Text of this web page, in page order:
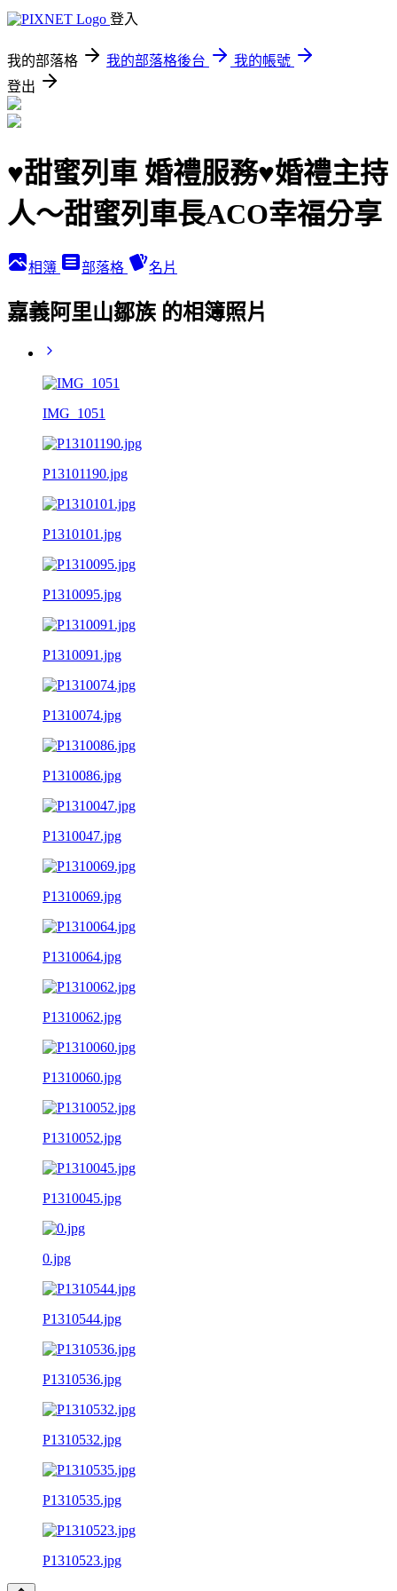
登入
我的部落格 我的部落格後台
我的帳號
登出
♥甜蜜列車 婚禮服務♥婚禮主持
人～甜蜜列車長ACO幸福分享
相簿 部落格 名片
嘉義阿里山鄒族 的相簿照片
IMG_1051
P13101190.jpg
P1310101.jpg
P1310095.jpg
P1310091.jpg
P1310074.jpg
P1310086.jpg
P1310047.jpg
P1310069.jpg
P1310064.jpg
P1310062.jpg
P1310060.jpg
P1310052.jpg
P1310045.jpg
0.jpg
P1310544.jpg
P1310536.jpg
P1310532.jpg
P1310535.jpg
P1310523.jpg